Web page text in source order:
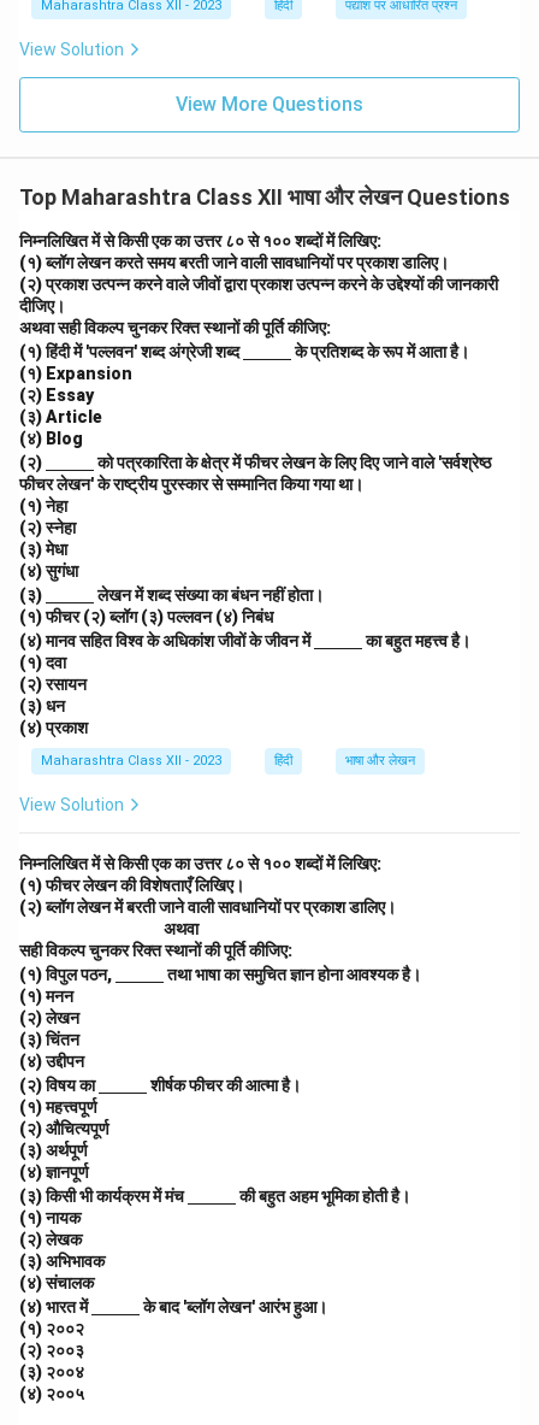
Maharashtra Class XII - 2023 हिंदी पद्यांश पर आधारित प्रश्न
View Solution
View More Questions
Top Maharashtra Class XII भाषा और लेखन Questions
निम्नलिखित में से किसी एक का उत्तर ८० से १०० शब्दों में लिखिए:
(१) ब्लॉग लेखन करते समय बरती जाने वाली सावधानियों पर प्रकाश डालिए।
(२) प्रकाश उत्पन्न करने वाले जीवों द्वारा प्रकाश उत्पन्न करने के उद्देश्यों की जानकारी
दीजिए।
अथवासही विकल्प चुनकर रिक्त स्थानों की पूर्ति कीजिए:
(१) हिंदी में 'पल्लवन' शब्द अंग्रेजी शब्द
derl
c
m}}
के प्रतिशब्द के रूप में आता है।
(१) Expansion
(२) Essay
(३) Article
(४) Blog
(२)
derl
ine
{\h
spa
ce{1
c
को पत्रकारिता के क्षेत्र में फीचर लेखन के लिए दिए जाने वाले 'सर्वश्रेष्ठ
फीचर लेखन' के राष्ट्रीय पुरस्कार से सम्मानित किया गया था।
(१) नेहा
(२) स्नेहा
(३) मेधा
(४) सुगंधा
(३)
derl
ine
{\h
spa
ce{1
c
m}}
लेखन में शब्द संख्या का बंधन नहीं होता।
(१) फीचर (२) ब्लॉग (३) पल्लवन (४) निबंध
(४) मानव सहित विश्व के अधिकांश जीवों के जीवन में
derl
m}}
का बहुत महत्त्व है।
(१) दवा
(२) रसायन
(३) धन
(४) प्रकाश
Maharashtra Class XII - 2023 हिंदी भाषा और लेखन
View Solution
निम्नलिखित में से किसी एक का उत्तर ८० से १०० शब्दों में लिखिए:
(१) फीचर लेखन की विशेषताएँ लिखिए।
(२) ब्लॉग लेखन में बरती जाने वाली सावधानियों पर प्रकाश डालिए।
sp
ace
{3
c
m}
अथवा
सही विकल्प चुनकर रिक्त स्थानों की पूर्ति कीजिए:
(१) विपुल पठन,
derl
तथा भाषा का समुचित ज्ञान होना आवश्यक है।
(१) मनन
(२) लेखन
(३) चिंतन
(४) उद्दीपन
(२) विषय का
derl
ine
{\h
c
शीर्षक फीचर की आत्मा है।
(१) महत्त्वपूर्ण
(२) औचित्यपूर्ण
(३) अर्थपूर्ण
(४) ज्ञानपूर्ण
(३) किसी भी कार्यक्रम में मंच
derl
c
की बहुत अहम भूमिका होती है।
(१) नायक
(२) लेखक
(३) अभिभावक
(४) संचालक
(४) भारत में
derl
के बाद 'ब्लॉग लेखन' आरंभ हुआ।
(१) २००२
(२) २००३
(३) २००४
(४) २००५